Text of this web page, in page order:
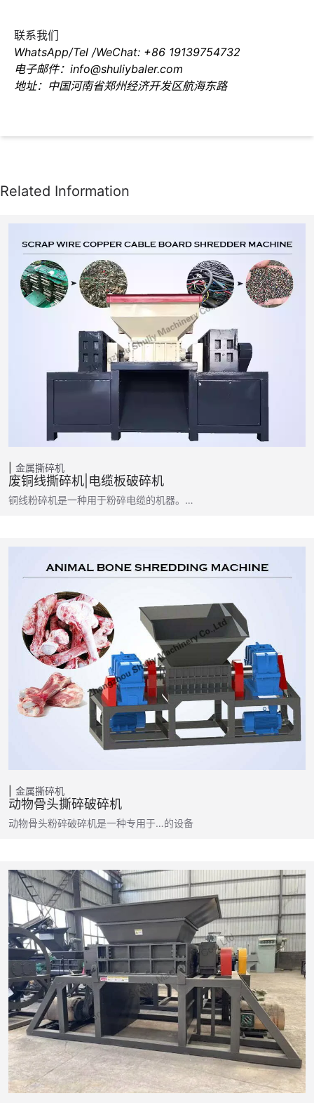
联系我们
WhatsApp/Tel /WeChat: +86 19139754732
电子邮件：info@shuliybaler.com
地址：中国河南省郑州经济开发区航海东路
金属撕碎机
废铜线撕碎机|电缆板破碎机
铜线粉碎机是一种用于粉碎电缆的机器。…
金属撕碎机
动物骨头撕碎破碎机
动物骨头粉碎破碎机是一种专用于…的设备